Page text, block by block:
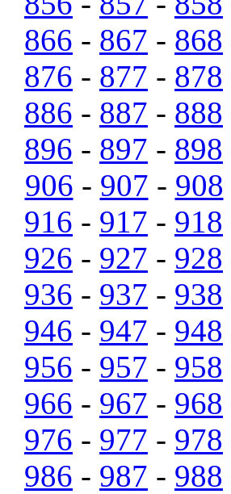
866 - 867 - 868
876 - 877 - 878
886 - 887 - 888
896 - 897 - 898
906 - 907 - 908
916 - 917 - 918
926 - 927 - 928
936 - 937 - 938
946 - 947 - 948
956 - 957 - 958
966 - 967 - 968
976 - 977 - 978
986 - 987 - 988